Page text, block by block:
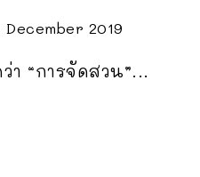
December 2019
า “การจัดสวน”...